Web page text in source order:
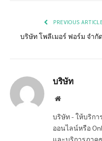
PREVIOUS
บริษัท โพลีเมอร์ ฟอร์ม จำกัด
บริษัท
Website
บริษัท - ให้บริก
ออนไลน์หรือ
และบริการภาค